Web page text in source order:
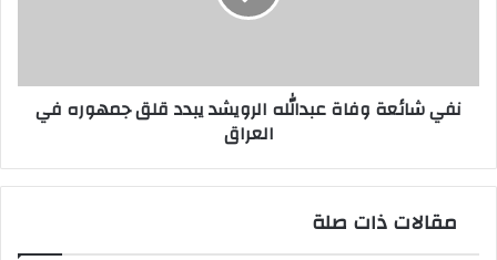
في
العراق
نفي شائعة وفاة عبدالله الرويشد يبدد قلق جمهوره في
العراق
مقالات ذات صلة